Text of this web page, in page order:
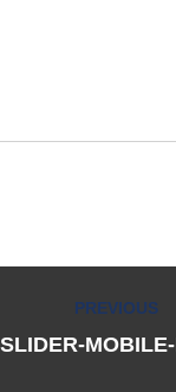
PREVIOUS